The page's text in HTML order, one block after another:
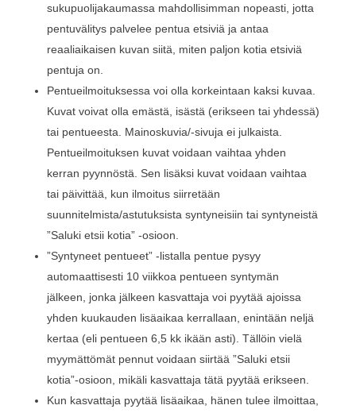
sukupuolijakaumassa mahdollisimman nopeasti, jotta
pentuvälitys palvelee pentua etsiviä ja antaa
reaaliaikaisen kuvan siitä, miten paljon kotia etsiviä
pentuja on.
Pentueilmoituksessa voi olla korkeintaan kaksi kuvaa.
Kuvat voivat olla emästä, isästä (erikseen tai yhdessä)
tai pentueesta. Mainoskuvia/-sivuja ei julkaista.
Pentueilmoituksen kuvat voidaan vaihtaa yhden
kerran pyynnöstä. Sen lisäksi kuvat voidaan vaihtaa
tai päivittää, kun ilmoitus siirretään
suunnitelmista/astutuksista syntyneisiin tai syntyneistä
”Saluki etsii kotia” -osioon.
”Syntyneet pentueet” -listalla pentue pysyy
automaattisesti 10 viikkoa pentueen syntymän
jälkeen, jonka jälkeen kasvattaja voi pyytää ajoissa
yhden kuukauden lisäaikaa kerrallaan, enintään neljä
kertaa (eli pentueen 6,5 kk ikään asti). Tällöin vielä
myymättömät pennut voidaan siirtää ”Saluki etsii
kotia”-osioon, mikäli kasvattaja tätä pyytää erikseen.
Kun kasvattaja pyytää lisäaikaa, hänen tulee ilmoittaa,